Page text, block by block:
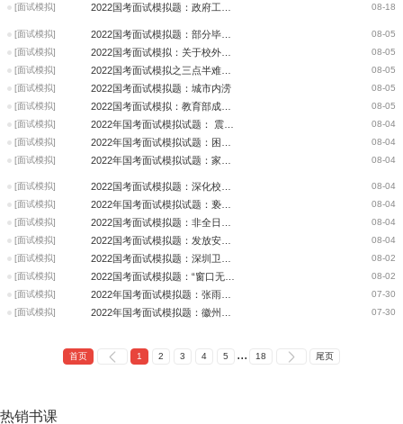
08-18
[面试模拟]
08-05
[面试模拟]
08-05
[面试模拟]
08-05
[面试模拟]
08-05
[面试模拟] 2022国考面试模拟题：城市内涝
08-05
[面试模拟]
08-04
[面试模拟]
08-04
[面试模拟]
08-04
[面试模拟]
08-04
[面试模拟]
08-04
[面试模拟]
08-04
[面试模拟]
08-04
[面试模拟]
08-02
[面试模拟]
08-02
[面试模拟]
07-30
[面试模拟]
07-30
[面试模拟]
首页 1 2 3 4 5 ... 18 尾页
热销书课